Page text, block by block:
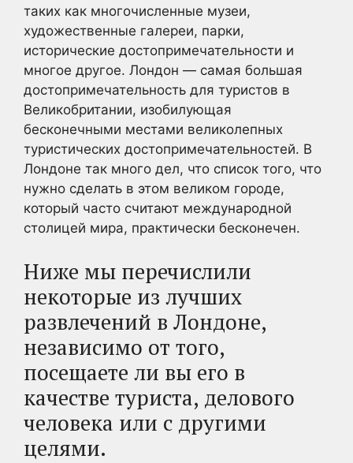
таких как многочисленные музеи,
художественные галереи, парки,
исторические достопримечательности и
многое другое. Лондон — самая большая
достопримечательность для туристов в
Великобритании, изобилующая
бесконечными местами великолепных
туристических достопримечательностей. В
Лондоне так много дел, что список того, что
нужно сделать в этом великом городе,
который часто считают международной
столицей мира, практически бесконечен.
Ниже мы перечислили
некоторые из лучших
развлечений в Лондоне,
независимо от того,
посещаете ли вы его в
качестве туриста, делового
человека или с другими
целями.